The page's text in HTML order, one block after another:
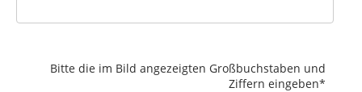
Bitte die im Bild angezeigten Großbuchstaben und
Ziffern eingeben*